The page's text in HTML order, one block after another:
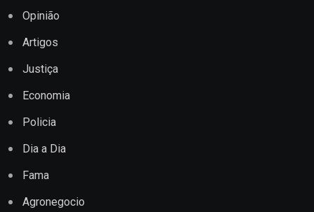
Opinião
Artigos
Justiça
Economia
Policia
Dia a Dia
Fama
Agronegocio